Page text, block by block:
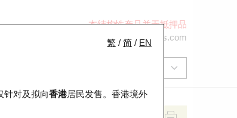
本结构性产品并无抵押品
ol-hkwarrants@ubs.com
繁 / 简 / EN
针对及拟向香港居民发售。香港境外